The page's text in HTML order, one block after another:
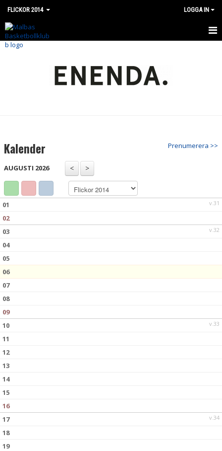
FLICKOR 2014 LOGGA IN
HEM
Prenumerera >>
Kalender
AUGUSTI 2026
v.31
01
02
v.32
03
04
05
06
07
08
09
v.33
10
11
12
13
14
15
16
v.34
17
18
19